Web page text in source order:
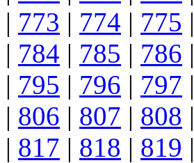
| 773 | 774 | 775 |
| 784 | 785 | 786 |
| 795 | 796 | 797 |
| 806 | 807 | 808 |
| 817 | 818 | 819 |